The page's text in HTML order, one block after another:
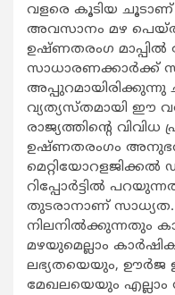
വളരെ കൂടിയ ചൂടാണ്
അവസാനം മഴ പെയ്ത്
ഉഷ്ണതരംഗ മാപ്പില്‍
സാധാരണക്കാര്‍ക്ക്
വ്യത്യസ്തമായി ഈ
രാജ്യത്തിന്റെ വിവിധ
ഉഷ്ണതരംഗം
മെറ്റിയോറളജിക്കല്‍
റിപ്പോര്‍ട്ടില്‍
തുടരാനാണ്
നിലനില്‍ക്കുന്നതും
മഴയുമെല്ലാം
ലഭ്യതയെയും, ഊര്‍ജ
മേഖലയെയും എല്ലാം